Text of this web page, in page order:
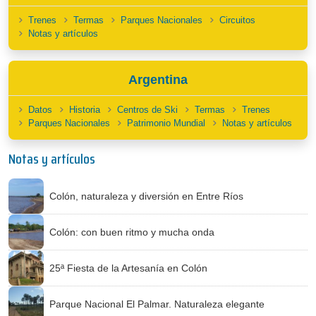
Trenes Termas Parques Nacionales
Circuitos
Notas y artículos
Argentina
Datos Historia Centros de Ski Termas
Trenes
Parques Nacionales
Patrimonio Mundial Notas y artículos
Notas y artículos
Colón, naturaleza y diversión en Entre Ríos
Colón: con buen ritmo y mucha onda
25ª Fiesta de la Artesanía en Colón
Parque Nacional El Palmar. Naturaleza elegante